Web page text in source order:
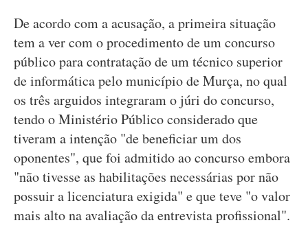
De acordo com a acusação, a primeira situação
tem a ver com o procedimento de um concurso
público para contratação de um técnico superior
de informática pelo município de Murça, no qual
os três arguidos integraram o júri do concurso,
tendo o Ministério Público considerado que
tiveram a intenção "de beneficiar um dos
oponentes", que foi admitido ao concurso embora
"não tivesse as habilitações necessárias por não
possuir a licenciatura exigida" e que teve "o valor
mais alto na avaliação da entrevista profissional".